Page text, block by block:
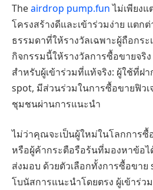
Theairdrop pump.funไม่เพียง
โครงสร้างดีและเข้าร่วมง่าย แตก
ธรรมดาที่ให้รางวัลเฉพาะผู้ถือกระ
กิจกรรมนี้ให้รางวัลการซื้อขายจริ
สำหรับผู้เข้าร่วมที่แท้จริง: ผู้ใช้ที่ฝา
spot, มีส่วนร่วมในการซื้อขายฟิวเ
ชุมชนผ่านการแนะนำ
ไม่ว่าคุณจะเป็นผู้ใหม่ในโลกการ
หรือผู้ค้ากระตือรือร้นที่มองหาข้อไ
ส่งมอบ ด้วยตัวเลือกทั้งการซื้อขาย
โบนัสการแนะนำโดยตรง ผู้เข้าร่ว